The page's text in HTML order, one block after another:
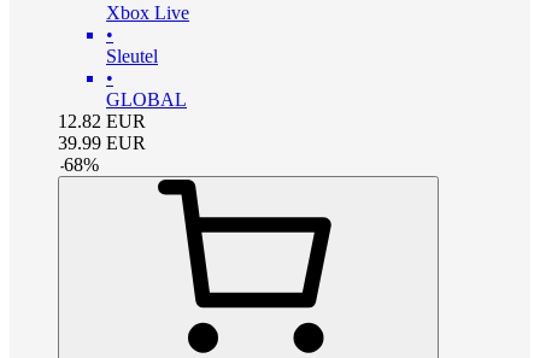
Xbox Live
•
Sleutel
•
GLOBAL
12.82 EUR
39.99 EUR
-68%